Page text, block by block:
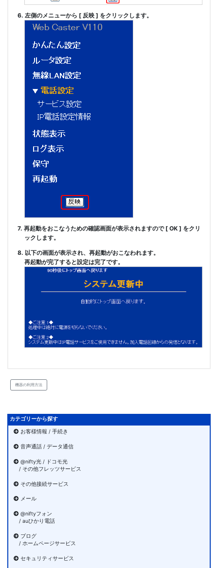
6. 左側のメニューから [ 反映 ] をクリックします。
7. 再起動をおこなうための確認画面が表示されますので [ OK ] をクリ
ックします。
8. 以下の画面が表示され、再起動がおこなわれます。
再起動が完了すると設定は完了です。
機器の利用方法
カテゴリーから探す
お客様情報 / 手続き
音声通話 / データ通信
@nifty光 / ドコモ光
/ その他フレッツサービス
その他接続サービス
メール
@niftyフォン
/ auひかり電話
ブログ
/ ホームページサービス
セキュリティサービス